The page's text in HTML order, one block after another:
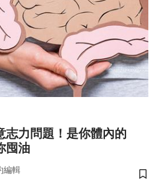
志力問題！是你體內的
囤油
編輯
儲